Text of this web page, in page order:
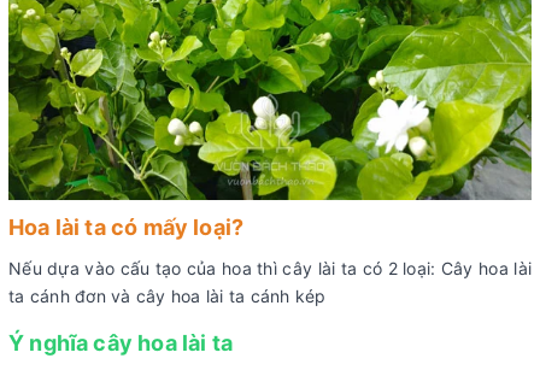
Hoa lài ta có mấy loại?
Nếu dựa vào cấu tạo của hoa thì cây lài ta có 2 loại: Cây hoa lài
ta cánh đơn và cây hoa lài ta cánh kép
Ý nghĩa cây hoa lài ta